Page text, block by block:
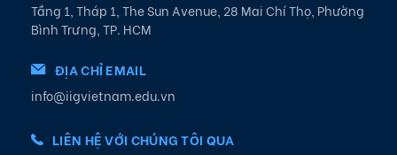
Tầng 1, Tháp 1, The Sun Avenue, 28 Mai Chí Thọ, Phường
Bình Trưng, TP. HCM
ĐỊA CHỈ EMAIL
info@iigvietnam.edu.vn
LIÊN HỆ VỚI CHÚNG TÔI QUA